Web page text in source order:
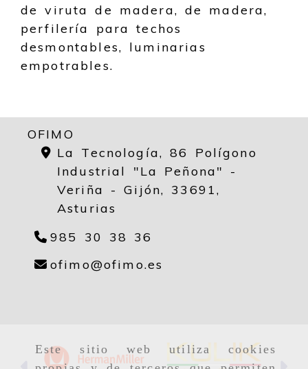
Este sitio web utiliza cookies
de viruta de madera, de madera,
perfilería para techos
desmontables, luminarias
empotrables.
OFIMO
La Tecnología, 86 Polígono
Industrial "La Peñona" -
Veriña - Gijón, 33691,
Asturias
985 30 38 36
ofimo
ofimo.es